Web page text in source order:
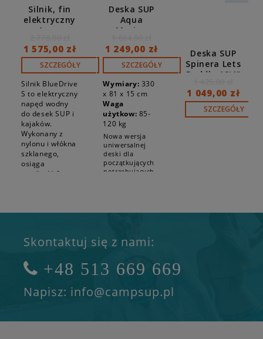
Silnik, fin
elektryczny
Aqua
BlueDrive S
+ adapter
statecznika
SAFS
1 575,00 zł
SZCZEGÓŁY
Silnik BlueDrive
S to elektryczny
napęd wodny
do desek SUP i
kajaków.
Wykonany z
nylonu i włókna
szklanego,
osiąga
prędkość 6
pilotem na
Ułatwia
oszczędza
energię
pływania.Dodatkowo
statecznika
Deska SUP
Aqua
Marina
10'10" BT-
23FUPB
CARBON
1 249,00 zł
SZCZEGÓŁY
Wymiary: 330
x 81 x 15 cm
Waga
użytkow: 85-
120 kg
Nowa wersja
uniwersalnej
deski dla
początkujących
potrzebujących
pasażera.
Deska SUP
Spinera Lets
Paddle 10'4"
1 049,00 zł
SZCZEGÓŁY
Skontaktuj się z nami:
+48 513 669 669
Napisz: info@campsup.pl